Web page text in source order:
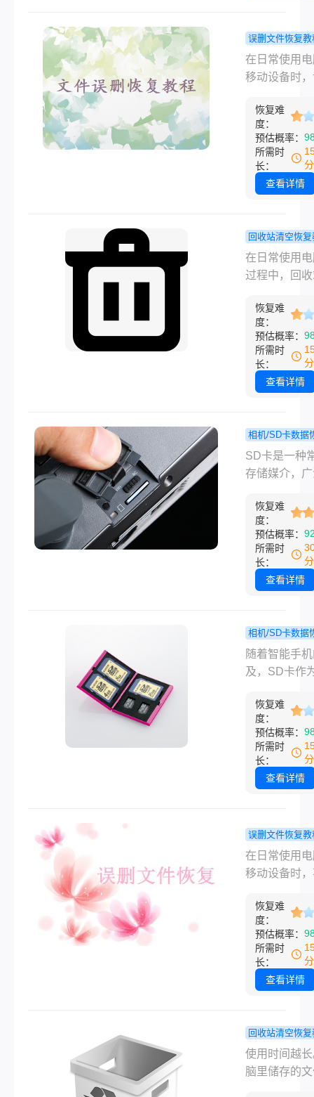
word文档回
除后如何恢
呢？有几种
以帮助我们
回收站中删
Word文档。
误删文件恢复教
何恢复误删
文件夹？一
在日常使用
移动设备时
见但令人头
题。这些文
可能包含重
档、照片、
其他宝贵资
仍然可以采
措施来尝试
们。以下是
的文件夹的
南。
恢复难
度：
预估概率：
所需时
长：
查看详情
回收站清空恢
删掉的回收
么恢复？教
在日常使用
过程中，回
的工具，它
们存储临时
文件和文件
便在需要时
松恢复。然
清空或删除
就需要采取
施来恢复回
细介绍删掉
站怎么恢复
用户解决这
题。
恢复难
度：
预估概率：
所需时
长：
查看详情
相机/SD卡数据
程 sd卡格
怎么恢复里
回宝贵回忆
SD卡是一种
存储媒介，
然而，有时
会不小心将
式化，导致
照片丢失。
后，照片文
统重新分配
数据使用。
sd卡格式化
下面我们将
绍一些可行
方法。
恢复难
度：
预估概率：
所需时
长：
查看详情
相机/SD卡数据
程 不小心
中的照片删
二个方法就
啦！
随着智能手
及，SD卡作
应用于各种
中。然而，
我们会不小
SD卡中的照
致珍贵记忆
了怎么恢复
面我们将为
介绍恢复SD
片的方法和
项。
恢复难
度：
预估概率：
所需时
长：
查看详情
误删文件恢复教
小心删除的
怎么恢复？
藏！
在日常使用
移动设备时
情况时有发
运的是，通
方法和工具
有可能恢复
误删的文件
复的指南。
恢复难
度：
预估概率：
所需时
长：
查看详情
回收站清空恢
怎样恢复电
收站被清空
使用时间越
脑里储存的